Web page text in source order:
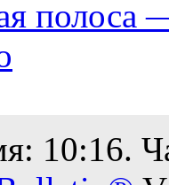
полоса
10:16.